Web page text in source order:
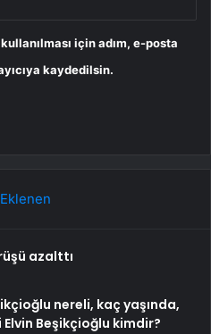
için adım, e-posta
kaydedilsin.
azalttı
nereli, kaç yaşında,
Elvin Beşikçioğlu kimdir?